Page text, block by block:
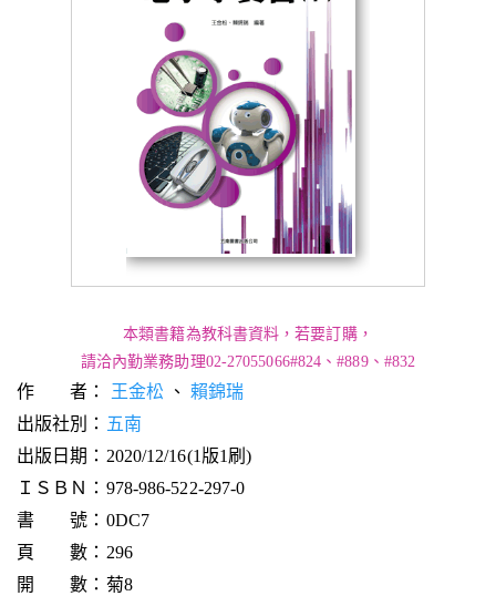
本類書籍為教科書資料，若要訂購，
請洽內勤業務助理02-27055066#824、#889、#832
作 者： 王金松 、賴錦瑞
出版社別： 五南
出版日期：2020/12/16(1版1刷)
ＩＳＢＮ：978-986-522-297-0
書 號：0DC7
頁 數：296
開 數：菊8